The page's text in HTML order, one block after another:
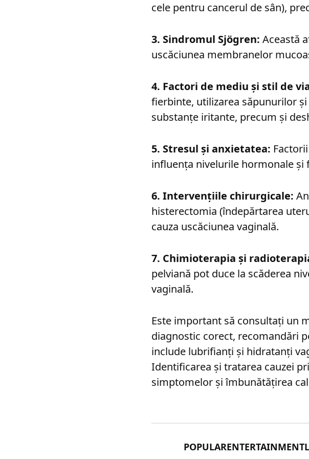
cele pentru cancerul de sân),
3. Sindromul Sjögren: Această
uscăciunea membranelor
4. Factori de mediu și stil de
fierbinte, utilizarea săpunurilor
substanțe iritante, precum și
5. Stresul și anxietatea:
influența nivelurile hormonale și
6. Intervențiile chirurgicale:
histerectomia (îndepărtarea
cauza uscăciunea vaginală.
7. Chimioterapia și
pelviană pot duce la scăderea
vaginală.
Este important să consultați un
diagnostic corect, recomandări
include lubrifianți și hidratanți
Identificarea și tratarea cauzei
simptomelor și îmbunătățirea
POPULARENTERTAINMENT